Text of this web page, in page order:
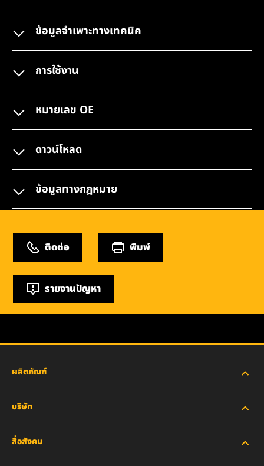
ข้อมูลจำเพาะทางเทคนิค
การใช้งาน
หมายเลข OE
ดาวน์โหลด
ข้อมูลทางกฎหมาย
ติดต่อ พิมพ์
รายงานปัญหา
ผลิตภัณฑ์
รถยนต์ส่วนบุคคลและรถบรรทุกงานเบา
บริษัท
สื่อสังคม